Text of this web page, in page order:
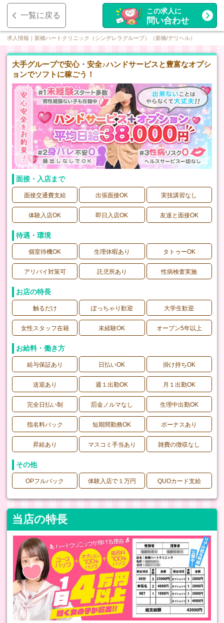
一覧に戻る この求人に
問い合わせ
求人情報｜新橋ハートクリニック（シンデレラグループ）（新橋/デリヘル）
大手グループで安心・安全♪ハンドサービスと豊富なオプシ
ョンでソフトに稼ごう！
面接・入店まで
面接交通費支給 出張面接OK 実技講習なし
体験入店OK 即日入店OK 友達と面接OK
待遇・環境
個室待機OK 生理休暇あり タトゥーOK
アリバイ対策可 託児所あり 性病検査実施
お店の特長
触るだけ ぽっちゃり歓迎 大学生歓迎
女性スタッフ在籍 未経験OK オープン5年以上
お給料・働き方
給与保証あり 日払いOK 掛け持ちOK
送迎あり 週１出勤OK 月１出勤OK
完全日払い制 罰金ノルマなし 生理中出勤OK
指名料バック 短期間勤務OK ボーナスあり
昇給あり マスコミ手当あり 雑費の徴収なし
その他
OPフルバック 体験入店で１万円 QUOカード支給
当店の特長